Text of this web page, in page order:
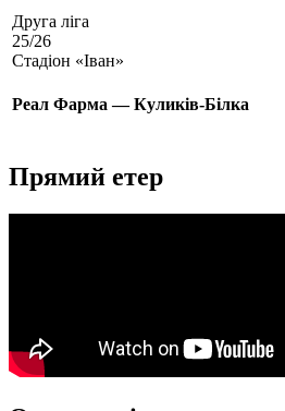
Друга ліга
25/26
Стадіон «Іван»
Реал Фарма — Куликів-Білка
Прямий етер